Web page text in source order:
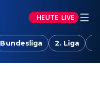
HEUTE LIVE
Bundesliga 2. Liga